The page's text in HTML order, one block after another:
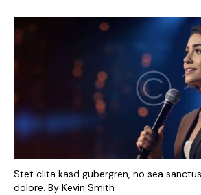
Stet clita kasd gubergren, no sea
dolore. By Kevin Smith